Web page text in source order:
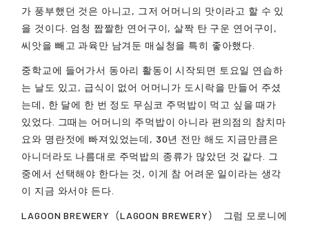
가 풍부했던 것은 아니고, 그저 어머니의 맛이라고 할 수 있
을 것이다. 엄청 짭짤한 연어구이, 살짝 탄 구운 연어구이,
씨앗을 빼고 과육만 남겨둔 매실청을 특히 좋아했다.
중학교에 들어가서 동아리 활동이 시작되면 토요일 연습하
는 날도 있고, 급식이 없어 어머니가 도시락을 만들어 주셨
는데, 한 달에 한 번 정도 무심코 주먹밥이 먹고 싶을 때가
있었다. 그때는 어머니의 주먹밥이 아니라 편의점의 참치마
요와 명란젓에 빠져있었는데, 30년 전만 해도 지금만큼은
아니더라도 나름대로 주먹밥의 종류가 많았던 것 같다. 그
중에서 선택해야 한다는 것, 이게 참 어려운 일이라는 생각
이 지금 와서야 든다.
LAGOON BREWERY（LAGOON BREWERY）
그럼 모로니에